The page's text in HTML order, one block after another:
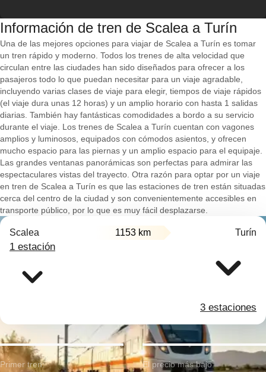
Información de tren de Scalea a Turín
Una de las mejores opciones para viajar de Scalea a Turín es tomar
un tren rápido y moderno. Todos los trenes de alta velocidad que
circulan entre las ciudades han sido diseñados para ofrecer a los
pasajeros todo lo que puedan necesitar para un viaje agradable,
incluyendo varias clases de viaje para elegir, tiempos de viaje rápidos
(el viaje dura unas 12 horas) y un amplio horario con hasta 1 salidas
diarias. También hay fantásticas comodidades a bordo a su servicio
durante el viaje. Los trenes de Scalea a Turín cuentan con vagones
amplios y luminosos, equipados con cómodos asientos, y ofrecen
mucho espacio para las piernas y un amplio espacio para el equipaje.
Las grandes ventanas panorámicas son perfectas para admirar las
espectaculares vistas del trayecto. Otra razón para optar por un viaje
en tren de Scalea a Turín es que las estaciones de tren están situadas
cerca del centro de la ciudad y son convenientemente accesibles en
transporte público, por lo que es muy fácil desplazarse.
Scalea 1153 km Turín
1 estación
3 estaciones
Primer tren: El precio más bajo: